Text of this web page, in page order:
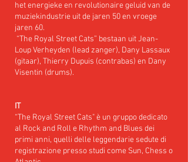
het energieke en revolutionaire geluid van de
muziekindustrie uit de jaren 50 en vroege
jaren 60.
“The Royal Street Cats” bestaan uit Jean-
Loup Verheyden (lead zanger), Dany Lassaux
(gitaar), Thierry Dupuis (contrabas) en Dany
Visentin (drums).
IT
“The Royal Street Cats" è un gruppo dedicato
al Rock and Roll e Rhythm and Blues dei
primi anni, quelli delle leggendarie sedute di
registrazione presso studi come Sun, Chess o